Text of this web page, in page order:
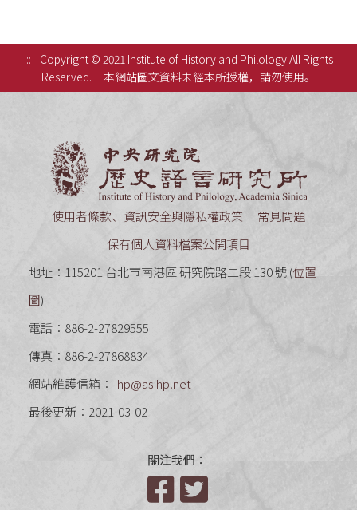
:::
Copyright © 2021 Institute of History and Philology All Rights
Reserved.
本網站圖文資料未經本所授權，請勿使用。
使用者條款、資訊安全與隱私權政策
常見問題
保有個人資料檔案公開項目
地址：115201 台北市南港區 研究院路二段 130 號 (位置
圖)
電話：886-2-27829555
傳真：886-2-27868834
網站維護信箱： ihp@asihp.net
最後更新：2021-03-02
關注我們：
Facebook